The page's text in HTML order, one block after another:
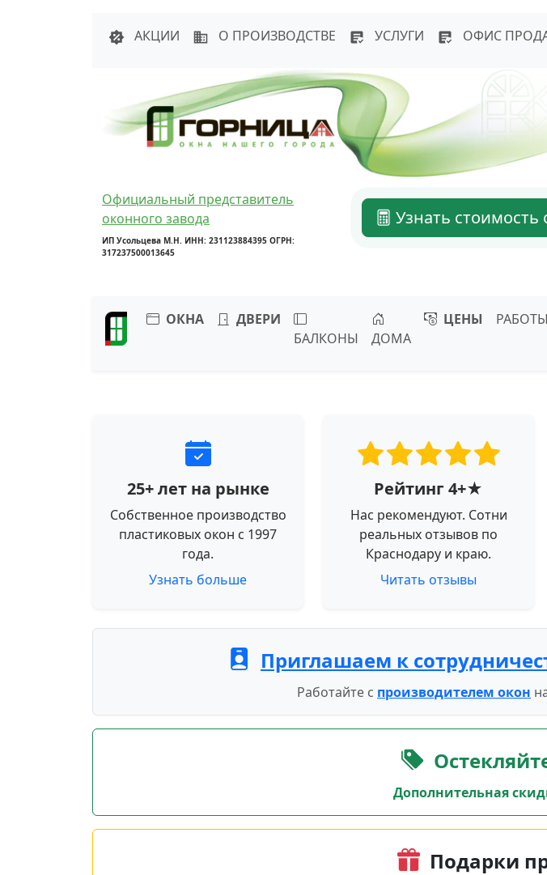
АКЦИИ
О ПРОИЗВОДСТВЕ УСЛУГИ ОФИС
Официальный представитель
оконного завода
ИП Усольцева М.Н. ИНН: 231123884395 ОГРН:
317237500013645
Узнать стоимость
ОКНА
ДВЕРИ
БАЛКОНЫ
ДОМА
ЦЕНЫ РАБОТЫ
25+ лет на рынке
Собственное производство
пластиковых окон с 1997
года.
Узнать больше
Рейтинг 4+★
Нас рекомендуют. Сотни
реальных отзывов по
Краснодару и краю.
Читать отзывы
Приглашаем к
Работайте с производителем окон
Дополнительная
Подарки